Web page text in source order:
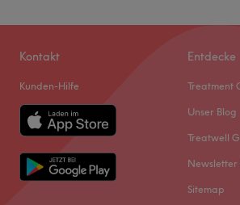
Kontakt
Kunden-Hilfe
Entdecke
Treatment
Unser Blog
Treatwell
Newsletter
Sitemap